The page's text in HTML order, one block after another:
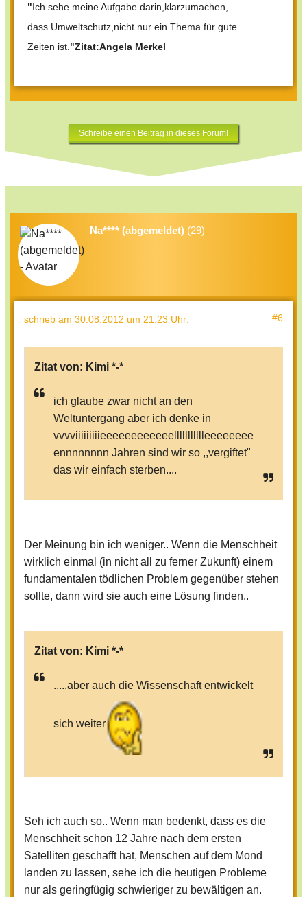
"Ich sehe meine Aufgabe darin,klarzumachen,
dass Umweltschutz,nicht nur ein Thema für gute
Zeiten ist. "Zitat:Angela Merkel
Schreibe einen Beitrag in dieses Forum!
Na**** (abgemeldet) (29)
schrieb am 30.08.2012 um 21:23 Uhr: #6
Zitat von: Kimi *-*
ich glaube zwar nicht an den
Weltuntergang aber ich denke in
vvvviiiiiiiiieeeeeeeeeeeellllllllllleeeeeeee
ennnnnnnn Jahren sind wir so ,,vergiftet"
das wir einfach sterben....
Der Meinung bin ich weniger.. Wenn die Menschheit
wirklich einmal (in nicht all zu ferner Zukunft) einem
fundamentalen tödlichen Problem gegenüber stehen
sollte, dann wird sie auch eine Lösung finden..
Zitat von: Kimi *-*
.....aber auch die Wissenschaft entwickelt
sich weiter
Seh ich auch so.. Wenn man bedenkt, dass es die
Menschheit schon 12 Jahre nach dem ersten
Satelliten geschafft hat, Menschen auf dem Mond
landen zu lassen, sehe ich die heutigen Probleme
nur als geringfügig schwieriger zu bewältigen an.